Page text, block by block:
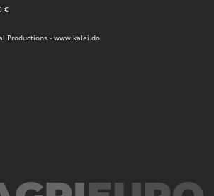
€
Productions - www.kalei.do